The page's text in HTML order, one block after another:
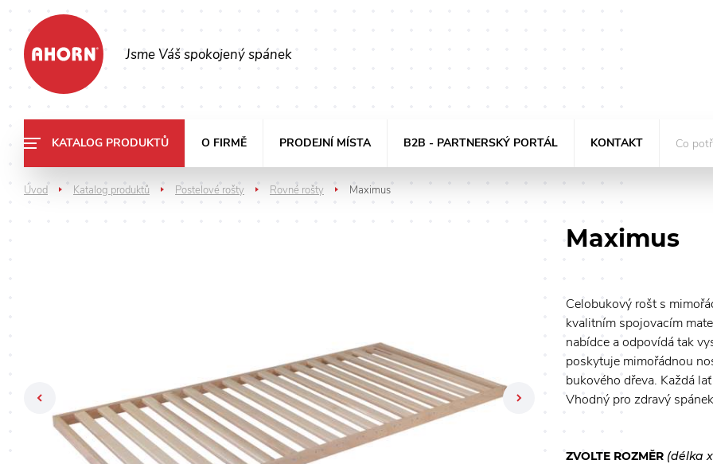
Jsme Váš spokojený spánek
KATALOG PRODUKTŮ O FIRMĚ PRODEJNÍ MÍSTA B2B - PARTNERSKÝ PORTÁL KONTAKT
Úvod Katalog produktů Postelové rošty Rovné rošty Maximus
Maximus
Celobukový rošt s
kvalitním spojovacím
nabídce a odpovídá tak
poskytuje mimořádnou
bukového dřeva. Každá
Vhodný pro zdravý
Previous Next
ZVOLTE ROZMĚR (délka